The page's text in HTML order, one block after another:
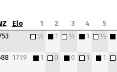
Elo 1 2 3 4 5
½ 1 ½ 1 ½
1719 1 0 0 1 1